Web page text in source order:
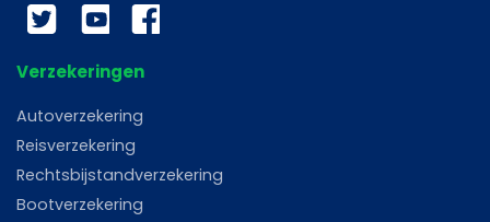
Twitter YouTubeFacebook
Verzekeringen
Autoverzekering
Reisverzekering
Rechtsbijstandverzekering
Bootverzekering